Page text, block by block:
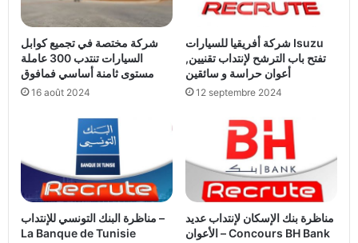
شركة مختصة في تجميع كوابل
السيارات تنتدب 300 عاملة
مستوى ثامنة أساسي فمافوق
16 août 2024
شركة أفريقيا للسيارات Isuzu
تفتح باب الترشح لإنتداب تقنيين,
أعوان حراسة و سائقين
12 septembre 2024
مناظرة البنك التونسي للإنتداب –
La Banque de Tunisie
مناظرة بنك الإسكان لإنتداب عديد
الأعوان – Concours BH Bank